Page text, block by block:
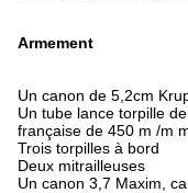
Armement
Un canon de 5,2cm
Un tube lance torpille
française de 450 m /m
Trois torpilles à bord
Deux mitrailleuses
Un canon 3,7 Maxim,